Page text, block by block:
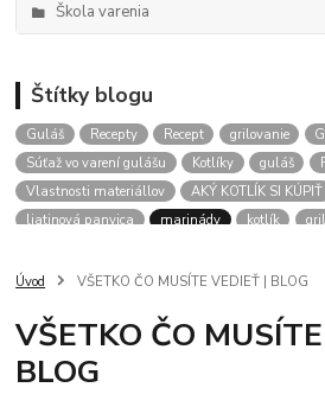
Škola varenia
Štítky blogu
Guláš Recepty Recept grilovanie
Súťaž vo varení gulášu
Kotlíky guláš
Vlastnosti materiállov
AKÝ KOTLÍK SI KÚPIŤ
liatinová panvica
marinády kotlík
RADY
Úvod VŠETKO ČO MUSÍTE VEDIEŤ | BLOG
VŠETKO ČO
BLOG